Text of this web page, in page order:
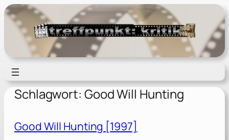
Zum
Inhalt
springen
Schlagwort: Good Will Hunting
Good Will Hunting [1997]